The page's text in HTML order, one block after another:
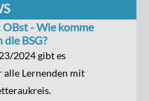
- Wie komme
BSG?
2024 gibt es
alle Lernenden mit